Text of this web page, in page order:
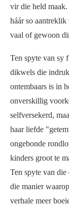
vir die held
háár so aantreklik
vaal of gewoon
Ten spyte van sy
dikwels die
ontembaars is in
onverskillig
selfversekerd,
haar liefde
ongebonde
kinders groot te
Ten spyte van
die manier
verhale meer